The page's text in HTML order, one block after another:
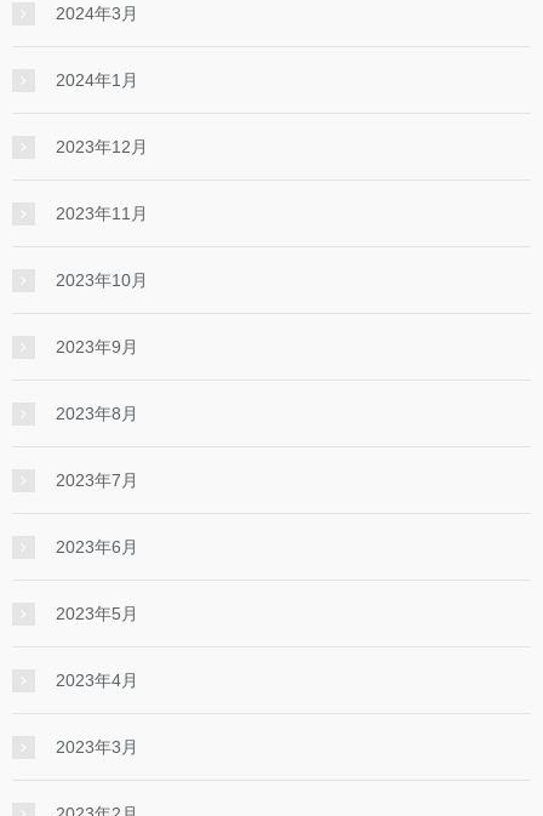
2024年3月
2024年1月
2023年12月
2023年11月
2023年10月
2023年9月
2023年8月
2023年7月
2023年6月
2023年5月
2023年4月
2023年3月